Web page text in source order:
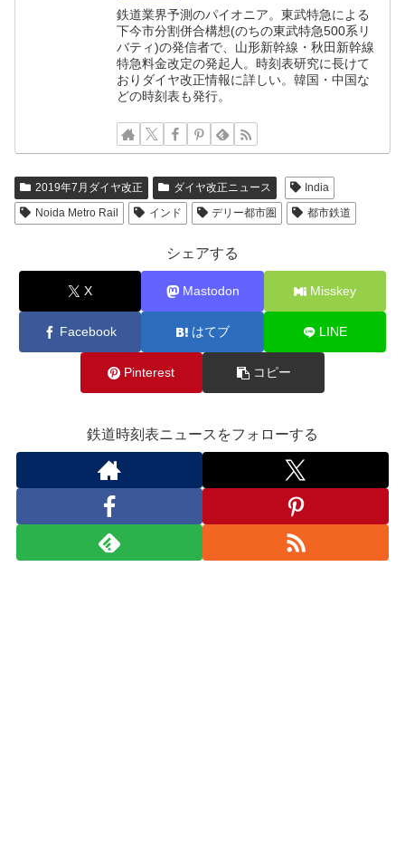
鉄道業界予測のパイオニア。東武特急による
下今市分割併合構想(のちの東武特急500系リ
バティ)の発信者で、山形新幹線・秋田新幹線
特急料金改定の発起人。時刻表研究に長けて
おりダイヤ改正情報に詳しい。韓国・中国な
どの時刻表も発行。
2019年7月ダイヤ改正 ダイヤ改正ニュース
India
Noida Metro Rail
インド デリー都市圏 都市鉄道
シェアする
X Mastodon Misskey
Facebook はてブ LINE
Pinterest コピー
鉄道時刻表ニュースをフォローする